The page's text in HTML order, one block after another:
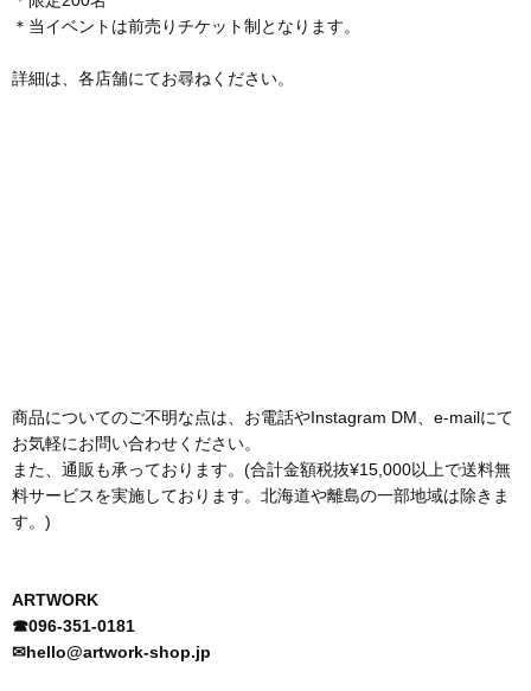
＊当イベントは前売りチケット制となります。
詳細は、各店舗にてお尋ねください。
商品についてのご不明な点は、お電話やInstagram DM、e-mailにて
お気軽にお問い合わせください。
また、通販も承っております。(合計金額税抜¥15,000以上で送料無
料サービスを実施しております。北海道や離島の一部地域は除きま
す。)
ARTWORK
☎︎096-351-0181
✉︎hello@artwork-shop.jp